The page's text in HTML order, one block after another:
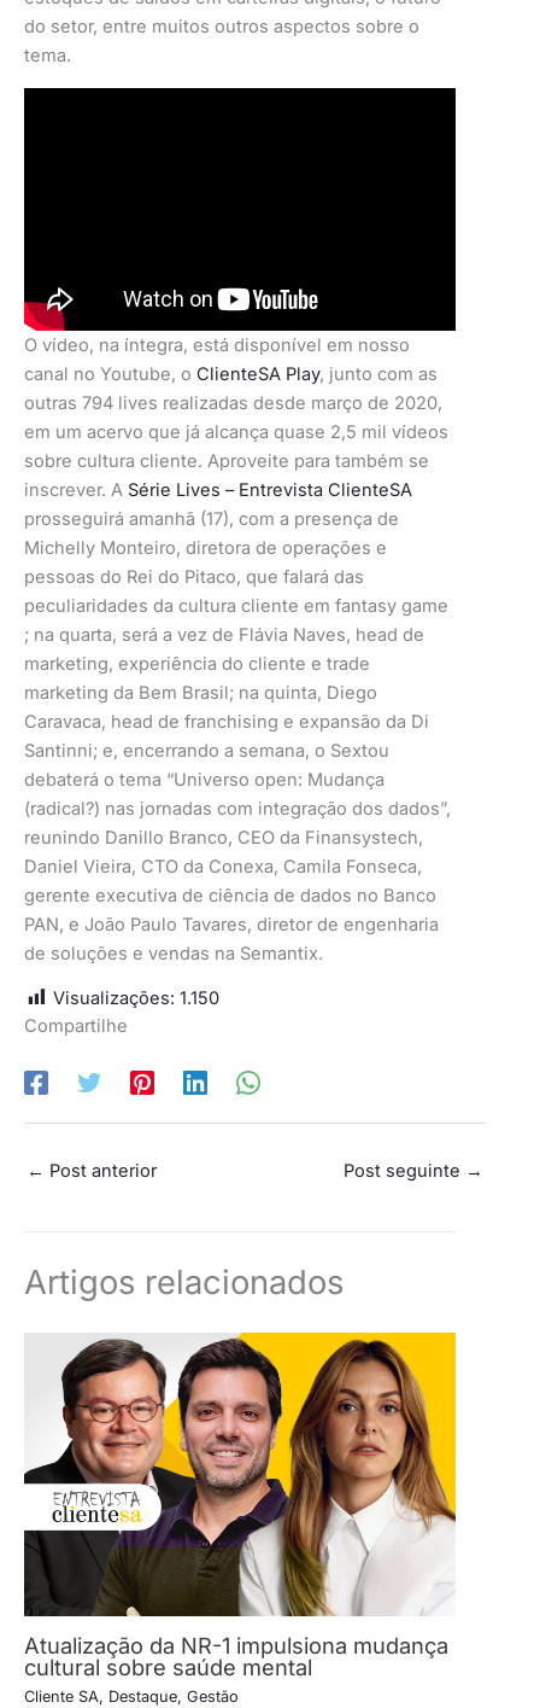
do setor, entre muitos outros aspectos sobre o
tema.
O vídeo, na íntegra, está disponível em nosso
canal no Youtube, o ClienteSA Play, junto com as
outras 794 lives realizadas desde março de 2020,
em um acervo que já alcança quase 2,5 mil vídeos
sobre cultura cliente. Aproveite para também se
inscrever. A Série Lives – Entrevista ClienteSA
prosseguirá amanhã (17), com a presença de
Michelly Monteiro, diretora de operações e
pessoas do Rei do Pitaco, que falará das
peculiaridades da cultura cliente em fantasy game
; na quarta, será a vez de Flávia Naves, head de
marketing, experiência do cliente e trade
marketing da Bem Brasil; na quinta, Diego
Caravaca, head de franchising e expansão da Di
Santinni; e, encerrando a semana, o Sextou
debaterá o tema “Universo open: Mudança
(radical?) nas jornadas com integração dos dados”,
reunindo Danillo Branco, CEO da Finansystech,
Daniel Vieira, CTO da Conexa, Camila Fonseca,
gerente executiva de ciência de dados no Banco
PAN, e João Paulo Tavares, diretor de engenharia
de soluções e vendas na Semantix.
Visualizações: 1.150
Compartilhe
← Post anterior Post seguinte →
Artigos relacionados
Atualização da NR-1 impulsiona mudança
cultural sobre saúde mental
Cliente SA, Destaque, Gestão